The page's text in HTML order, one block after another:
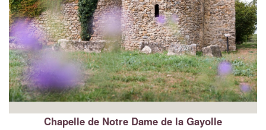
Chapelle de Notre Dame de la Gayolle